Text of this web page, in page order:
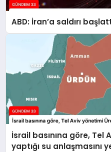
ABD: İran’a saldırı
İsrail basınına göre, Tel
yaptığı su anlaşmasını